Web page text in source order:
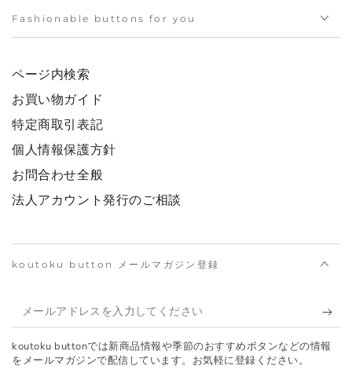
Fashionable buttons for you
ページ内検索
お買い物ガイド
特定商取引表記
個人情報保護方針
お問合わせ全般
法人アカウント発行のご相談
koutoku button メールマガジン登録
ー
ル
koutoku buttonでは新商品情報や季節のおすすめボタンなどの情報
をメールマガジンで配信しています。お気軽に登録ください。